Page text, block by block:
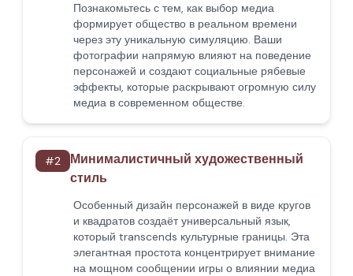
Познакомьтесь с тем, как выбор медиа
формирует общество в реальном времени
через эту уникальную симуляцию. Ваши
фотографии напрямую влияют на поведение
персонажей и создают социальные рябевые
эффекты, которые раскрывают огромную силу
медиа в современном обществе.
#2
Минималистичный художественный
стиль
Особенный дизайн персонажей в виде кругов
и квадратов создаёт универсальный язык,
который transcends культурные границы. Эта
элегантная простота концентрирует внимание
на мощном сообщении игры о влиянии медиа